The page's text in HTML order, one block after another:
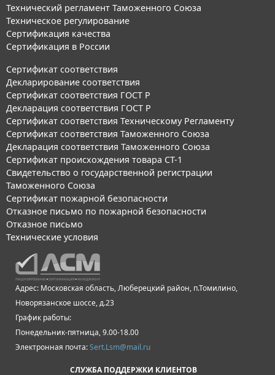
Технический регламент Таможенного Союза
Техническое регулирование
Сертификация качества
Сертификация в России
Сертификат соответствия
Декларирование соответствия
Сертификат соответствия ГОСТ Р
Декларация соответствия ГОСТ Р
Сертификат соответствия Техническому Регламенту
Сертификат соответствия Таможенного Союза
Декларация соответствия Таможенного Союза
Сертификат происхождения товара СТ-1
Свидетельство о государственной регистрации
Таможенного Союза
Сертификат пожарной безопасности
Отказное письмо по пожарной безопасности
Отказное письмо
Технические условия
Адрес: Московская область, Люберецкий район, п.Томилино,
Новорязанское шоссе, д.23
График работы:
Понедельник-пятница, 9.00-18.00
Электронная почта:Sert.Lsm@mail.ru
СЛУЖБА ПОДДЕРЖКИ КЛИЕНТОВ